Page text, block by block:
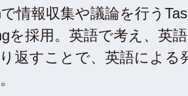
情報収集や議論を行う
を採用。英語で考え、英
返すことで、英語による